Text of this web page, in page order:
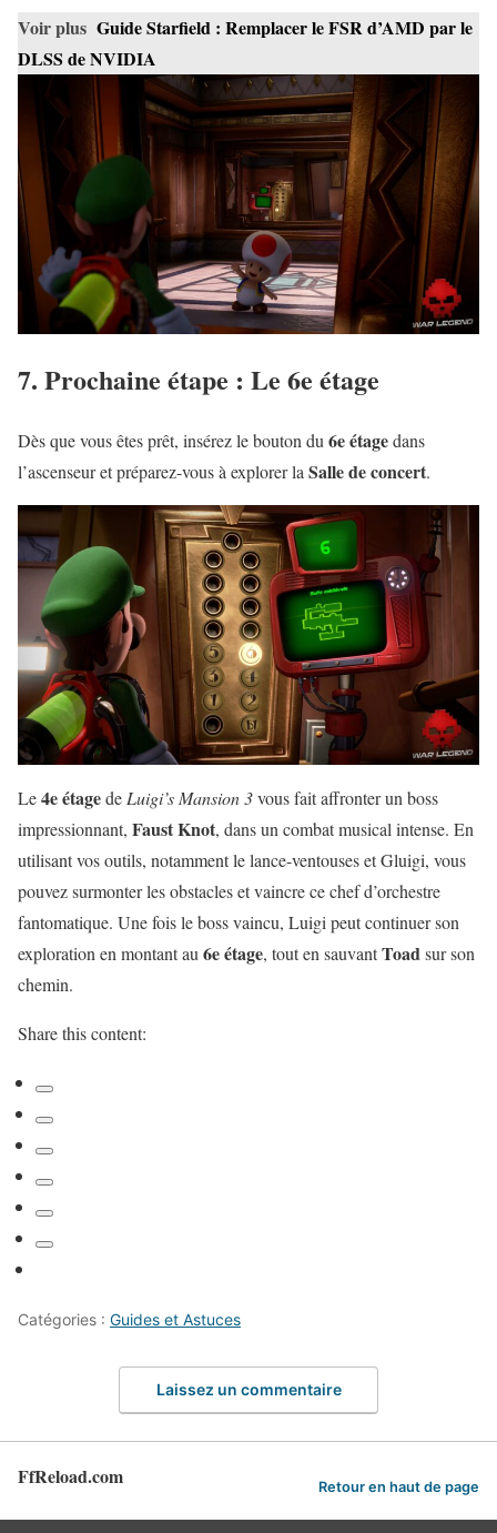
Voir plus Guide Starfield : Remplacer le FSR d’AMD par le
DLSS de NVIDIA
7. Prochaine étape : Le 6e étage
Dès que vous êtes prêt, insérez le bouton du6e étagedans
l’ascenseur et préparez-vous à explorer laSalle de concert.
Le4e étagedeLuigi’s Mansion 3vous fait affronter un boss
impressionnant, Faust Knot, dans un combat musical intense. En
utilisant vos outils, notamment le lance-ventouses et Gluigi, vous
pouvez surmonter les obstacles et vaincre ce chef d’orchestre
fantomatique. Une fois le boss vaincu, Luigi peut continuer son
exploration en montant au6e étage, tout en sauvantToadsur son
chemin.
Share this content:
Catégories : Guides et Astuces
Laissez un commentaire
FfReload.com Retour en haut de page